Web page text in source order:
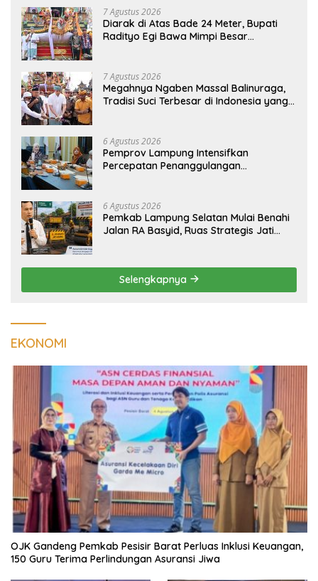
7 Agustus 2026
Diarak di Atas Bade 24 Meter, Bupati
Radityo Egi Bawa Mimpi Besar
7 Agustus 2026
Megahnya Ngaben Massal Balinuraga,
Tradisi Suci Terbesar di Indonesia yang
6 Agustus 2026
Pemprov Lampung Intensifkan
Percepatan Penanggulangan
6 Agustus 2026
Pemkab Lampung Selatan Mulai Benahi
Jalan RA Basyid, Ruas Strategis Jati
Selengkapnya
EKONOMI
OJK Gandeng Pemkab Pesisir Barat Perluas Inklusi Keuangan,
150 Guru Terima Perlindungan Asuransi Jiwa